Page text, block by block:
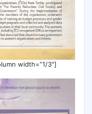
width=”1/3″]